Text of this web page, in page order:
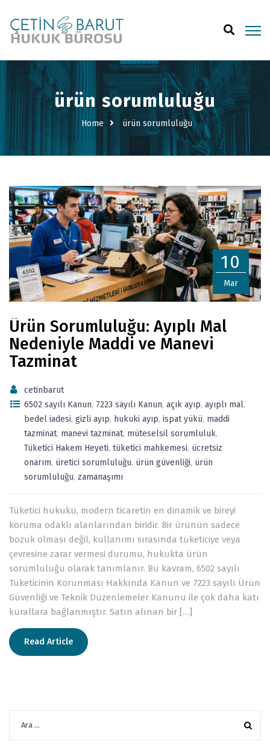
ürün sorumluluğu
Home ürün sorumluluğu
10
Mar
Ürün Sorumluluğu: Ayıplı Mal
Nedeniyle Maddi ve Manevi
Tazminat
cetinbarut
6502 sayılı Kanun, 7223 sayılı Kanun, açık ayıp, ayıplı mal,
bedel iadesi, gizli ayıp, hukuki ayıp, ispat yükü, maddi
tazminat, manevi tazminat, müteselsil sorumluluk,
Tüketici Hakem Heyeti, tüketici mahkemesi, ücretsiz
onarım, üretici sorumluluğu, ürün güvenliği, ürün
sorumluluğu, zamanaşımı
Tüketici hukuku, modern ticaretin en dinamik ve bireyi
koruma odaklı alanlarından biridir. Bir ürünün sadece
bozuk olması değil, kullanımı sırasında tüketiciye veya
çevresine zarar vermesi durumu, hukukta ürün
sorumluluğu olarak tanımlanır. Bu kavram, 6502 sayılı
Tüketicinin Korunması Hakkında Kanun ve 7223 sayılı Ürün
Güvenliği ve Teknik Düzenlemeler Kanunu ile çok daha katı
kurallara bağlanmıştır. Satın alınan bir […]
Read Article